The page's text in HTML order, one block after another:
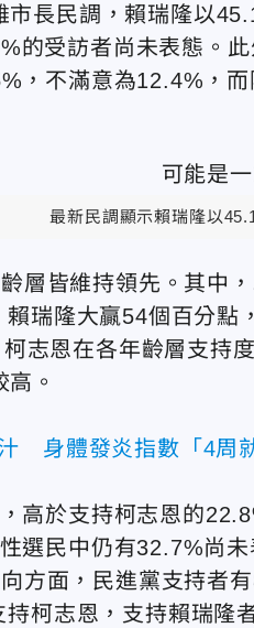
市長民調，賴瑞隆以
的受訪者尚未表態。
，不滿意為12.4%，
最新民調顯示賴瑞隆以
層皆維持領先。其中
瑞隆大贏54個百分點
志恩在各年齡層支持
。
身體發炎指數「4周
高於支持柯志恩的
選民中仍有32.7%尚未
方面，民進黨支持者
柯志恩，支持賴瑞隆